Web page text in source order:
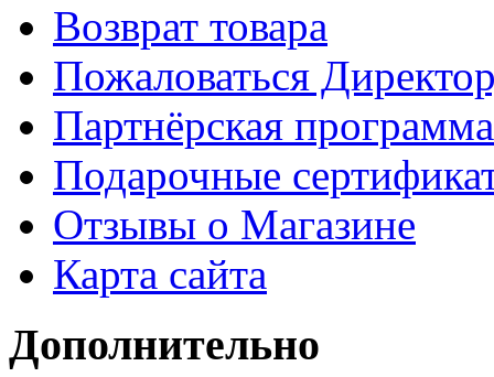
Возврат товара
Пожаловаться
Партнёрская программа
Подарочные
Отзывы о Магазине
Карта сайта
Дополнительно